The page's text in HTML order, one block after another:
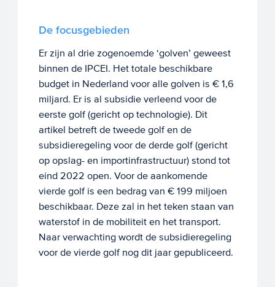
De focusgebieden
Er zijn al drie zogenoemde ‘golven’ geweest
binnen de IPCEI. Het totale beschikbare
budget in Nederland voor alle golven is € 1,6
miljard. Er is al subsidie verleend voor de
eerste golf (gericht op technologie). Dit
artikel betreft de tweede golf en de
subsidieregeling voor de derde golf (gericht
op opslag- en importinfrastructuur) stond tot
eind 2022 open. Voor de aankomende
vierde golf is een bedrag van € 199 miljoen
beschikbaar. Deze zal in het teken staan van
waterstof in de mobiliteit en het transport.
Naar verwachting wordt de subsidieregeling
voor de vierde golf nog dit jaar gepubliceerd.